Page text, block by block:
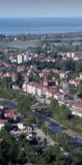
metin
alanlar için
Gerekli
Üçüncü